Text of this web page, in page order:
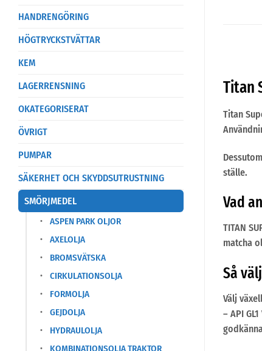
HANDRENGÖRING
HÖGTRYCKSTVÄTTAR
KEM
LAGERRENSNING
OKATEGORISERAT
ÖVRIGT
PUMPAR
SÄKERHET OCH SKYDDSUTRUSTNING
SMÖRJMEDEL
ASPEN PARK OLJOR
AXELOLJA
BROMSVÄTSKA
CIRKULATIONSOLJA
FORMOLJA
GEJDOLJA
HYDRAULOLJA
KOMBINATIONSOLJA TRAKTOR
Titan
Titan
ställe.
Vad
TITAN
matcha
Så
Välj
– API